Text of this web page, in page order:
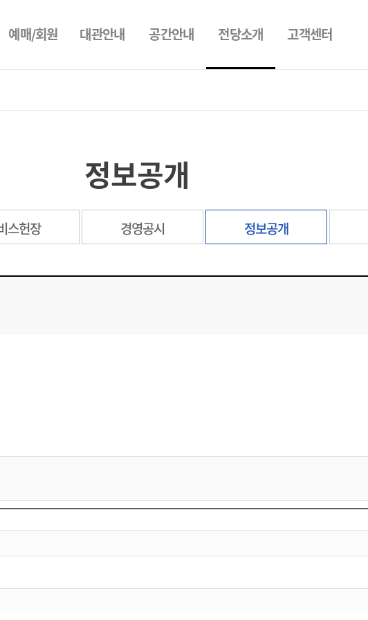
예매/회원 대관안내 공간안내 전당소개 고객센터
정보공개
스헌장 경영공시 정보공개